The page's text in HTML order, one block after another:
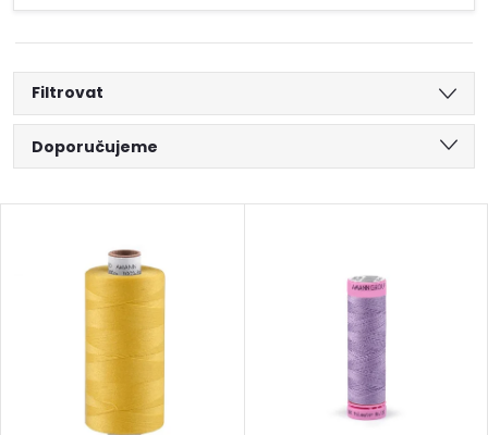
Filtrovat
Ř
a
Doporučujeme
Abecedně